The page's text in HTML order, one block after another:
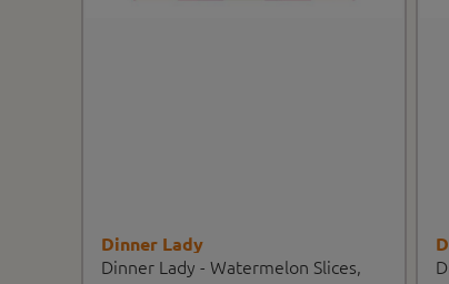
Dinner Lady
Dinner Lady - Watermelon Slices,